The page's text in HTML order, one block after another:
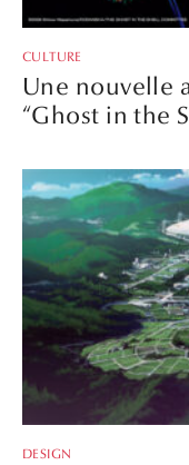
CULTURE
Une nouvelle
“Ghost in the
DESIGN